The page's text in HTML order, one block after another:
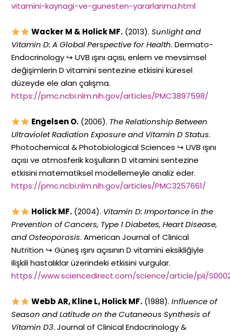
vitamini-kaynagi-ve-gunesten-yararlanma.html
Wacker M & Holick MF.(2013). Sunlight and
Vitamin D: A Global Perspective for Health. Dermato-
Endocrinology ↪ UVB ışını açısı, enlem ve mevsimsel
değişimlerin D vitamini sentezine etkisini küresel
düzeyde ele alan çalışma.
https://pmc.ncbi.nlm.nih.gov/articles/PMC3897598/
Engelsen O.(2006). The Relationship Between
Ultraviolet Radiation Exposure and Vitamin D Status.
Photochemical & Photobiological Sciences ↪ UVB ışını
açısı ve atmosferik koşulların D vitamini sentezine
etkisini matematiksel modellemeyle analiz eder.
https://pmc.ncbi.nlm.nih.gov/articles/PMC3257661/
Holick MF.(2004). Vitamin D: Importance in the
Prevention of Cancers, Type 1 Diabetes, Heart Disease,
and Osteoporosis. American Journal of Clinical
Nutrition ↪ Güneş ışını açısının D vitamini eksikliğiyle
ilişkili hastalıklar üzerindeki etkisini vurgular.
https://www.sciencedirect.com/science/article/pii/
Webb AR, Kline L, Holick MF.(1988). Influence of
Season and Latitude on the Cutaneous Synthesis of
Vitamin D3. Journal of Clinical Endocrinology &